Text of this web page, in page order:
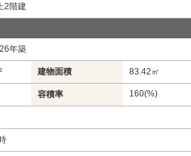
2階建
年築
建物面積 83.42㎡
容積率 160(%)